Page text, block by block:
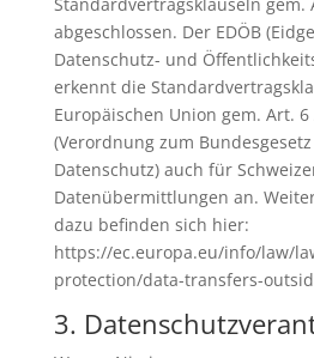
abgeschlossen. Der EDÖB
Datenschutz- und
erkennt die
Europäischen Union gem. Art. 6
(Verordnung zum
Datenschutz) auch für
Datenübermittlungen an.
dazu befinden sich hier:
https://ec.europa.eu/info/law/
protection/data-transfers-
3.